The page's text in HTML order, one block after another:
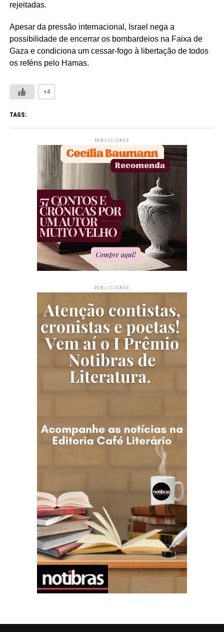
rejeitadas.
Apesar da pressão internacional, Israel nega a
possibilidade de encerrar os bombardeios na Faixa de
Gaza e condiciona um cessar-fogo à libertação de todos
os reféns pelo Hamas.
+4
TAGS:
PUBLICIDADE
PUBLICIDADE